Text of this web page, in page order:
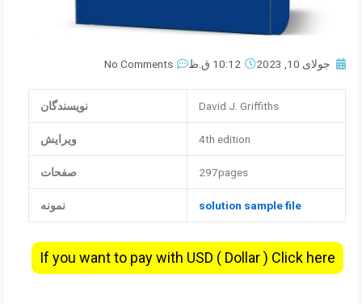
جولای 10, 2023 10:12 ق.ظ No Comments
David J. Griffiths نویسندگان
4th edition ویرایش
297pages صفحات
solution sample file نمونه
If you want to pay with USD ( Dollar ) Click here